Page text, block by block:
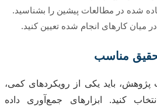
شده در مطالعات پیشین را بشناسید.
میان کارهای انجام شده تعیین کنید.
پژوهش، باید یکی از رویکردهای کمی،
کنید. ابزارهای جمع‌آوری داده